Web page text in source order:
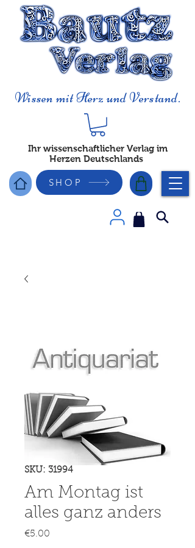
Wissen mit Herz und Verstand.
Ihr wissenschaftlicher Verlag im
Herzen Deutschlands
SHOP
SKU: 31994
Am Montag ist
alles ganz anders
€5.00